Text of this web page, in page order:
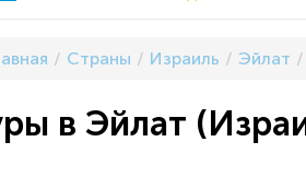
Страны Израиль Эйлат
в Эйлат